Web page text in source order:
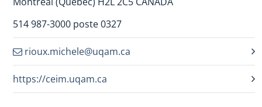
514 987-3000 poste 0327
rioux.michele@uqam.ca
https://ceim.uqam.ca